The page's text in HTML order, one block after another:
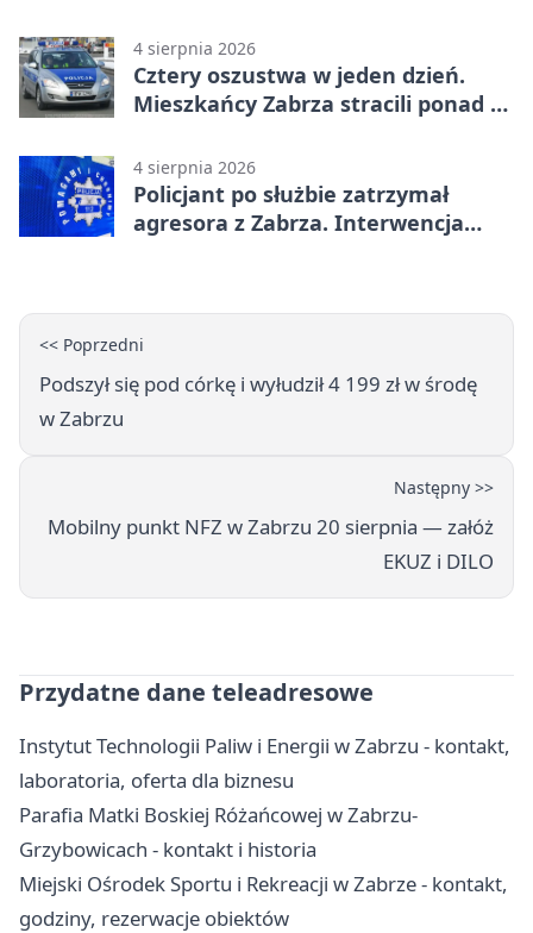
4 sierpnia 2026
Cztery oszustwa w jeden dzień.
Mieszkańcy Zabrza stracili ponad 6
4 sierpnia 2026
Policjant po służbie zatrzymał
agresora z Zabrza. Interwencja
<< Poprzedni
Podszył się pod córkę i wyłudził 4 199 zł w środę
w Zabrzu
Następny >>
Mobilny punkt NFZ w Zabrzu 20 sierpnia — załóż
EKUZ i DILO
Przydatne dane teleadresowe
Instytut Technologii Paliw i Energii w Zabrzu - kontakt,
laboratoria, oferta dla biznesu
Parafia Matki Boskiej Różańcowej w Zabrzu-
Grzybowicach - kontakt i historia
Miejski Ośrodek Sportu i Rekreacji w Zabrze - kontakt,
godziny, rezerwacje obiektów